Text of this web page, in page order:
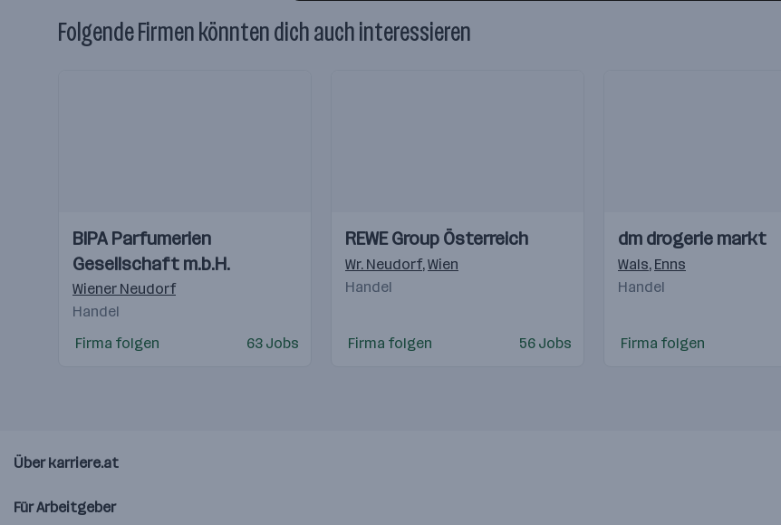
Folgende Firmen könnten dich auch interessieren
Videos
Einblicke
Einblicke
BIPA Parfumerien
Gesellschaft m.b.H.
Wiener Neudorf
Handel
Firma folgen
63 Jobs
Videos
Einblicke
Einblicke
REWE Group Österreich
Wr. Neudorf,Wien
Handel
Firma folgen 56 Jobs
Videos
Einblicke
Einblicke
dm drogerie markt
Wals, Enns
Handel
Firma folgen
Über karriere.at
Für Arbeitgeber